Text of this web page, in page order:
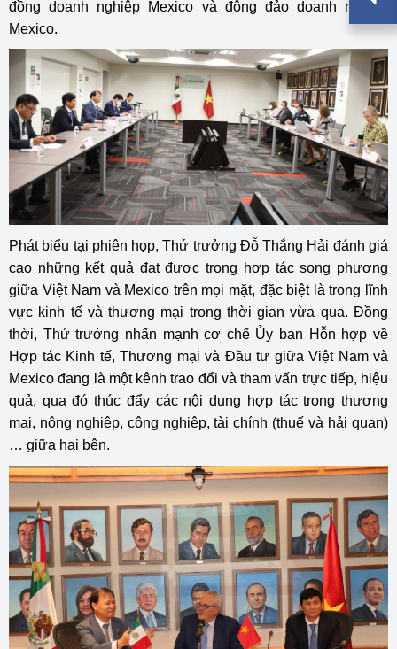
đồng doanh nghiệp Mexico và đông đảo doanh nghiệp
Mexico.
Phát biểu tại phiên họp, Thứ trưởng Đỗ Thắng Hải đánh giá
cao những kết quả đạt được trong hợp tác song phương
giữa Việt Nam và Mexico trên mọi mặt, đặc biệt là trong lĩnh
vực kinh tế và thương mại trong thời gian vừa qua. Đồng
thời, Thứ trưởng nhấn mạnh cơ chế Ủy ban Hỗn hợp về
Hợp tác Kinh tế, Thương mại và Đầu tư giữa Việt Nam và
Mexico đang là một kênh trao đổi và tham vấn trực tiếp, hiệu
quả, qua đó thúc đẩy các nội dung hợp tác trong thương
mại, nông nghiệp, công nghiệp, tài chính (thuế và hải quan)
… giữa hai bên.